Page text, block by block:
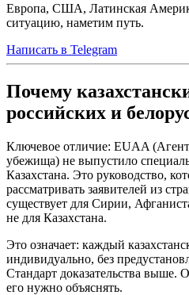
Европа, США, Латинская
ситуацию, наметим путь.
Написать в Telegram
Почему
российских и
Ключевое отличие: EUAA
убежища) не выпустило
Казахстана. Это руководство,
рассматривать заявителей из
существует для Сирии,
не для Казахстана.
Это означает: каждый
индивидуально, без
Стандарт доказательства выше.
его нужно объяснять.